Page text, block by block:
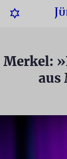
Merkel:
aus